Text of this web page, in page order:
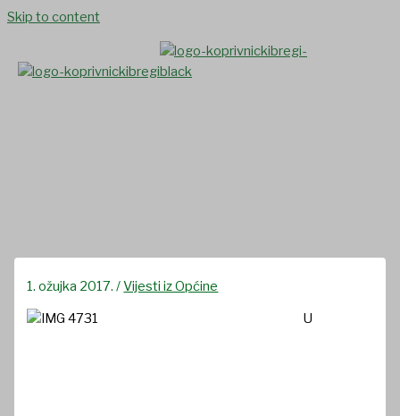
Skip to content
1. ožujka 2017./Vijesti iz Općine
U